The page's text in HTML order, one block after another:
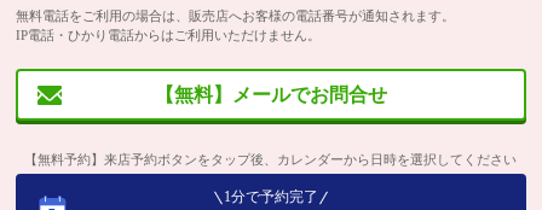
無料電話をご利用の場合は、販売店へお客様の電話番号が通知されます。
IP電話・ひかり電話からはご利用いただけません。
【無料】メールでお問合せ
【無料予約】来店予約ボタンをタップ後、カレンダーから日時を選択してください
1分で予約完了